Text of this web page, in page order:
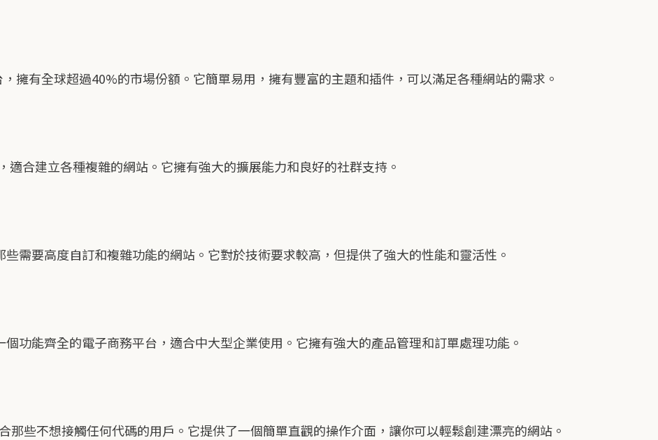
擁有全球超過40%的市場份額。它簡單易用，擁有豐富的主題和插件，可以滿足各種網站的需求。
合建立各種複雜的網站。它擁有強大的擴展能力和良好的社群支持。
需要高度自訂和複雜功能的網站。它對於技術要求較高，但提供了強大的性能和靈活性。
功能齊全的電子商務平台，適合中大型企業使用。它擁有強大的產品管理和訂單處理功能。
那些不想接觸任何代碼的用戶。它提供了一個簡單直觀的操作介面，讓你可以輕鬆創建漂亮的網站。